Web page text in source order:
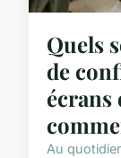
Quels
de
Au